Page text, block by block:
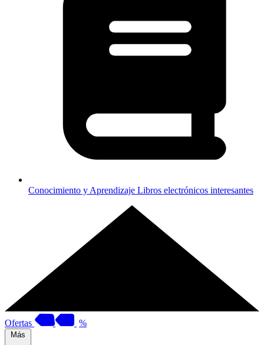
Conocimiento y Aprendizaje Libros electrónicos interesantes
Ofertas %
Más